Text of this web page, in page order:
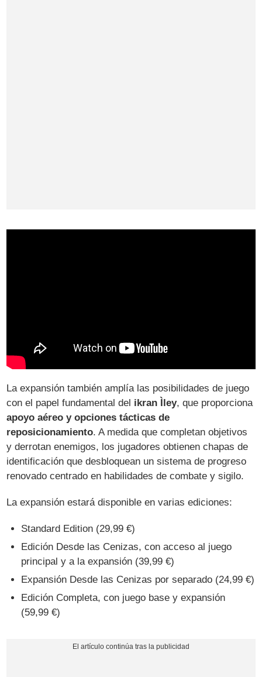
La expansión también amplía las posibilidades de juego
con el papel fundamental del ikran Ìley, que proporciona
apoyo aéreo y opciones tácticas de
reposicionamiento. A medida que completan objetivos
y derrotan enemigos, los jugadores obtienen chapas de
identificación que desbloquean un sistema de progreso
renovado centrado en habilidades de combate y sigilo.
La expansión estará disponible en varias ediciones:
Standard Edition (29,99 €)
Edición Desde las Cenizas, con acceso al juego
principal y a la expansión (39,99 €)
Expansión Desde las Cenizas por separado (24,99 €)
Edición Completa, con juego base y expansión
(59,99 €)